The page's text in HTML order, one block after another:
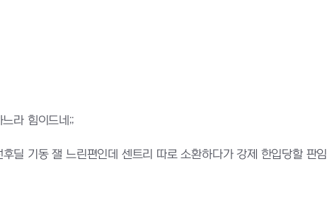
라 힘이드네;;
딜 기동 잴 느린편인데 센트리 따로 소환하다가 강제 한입당할 판임